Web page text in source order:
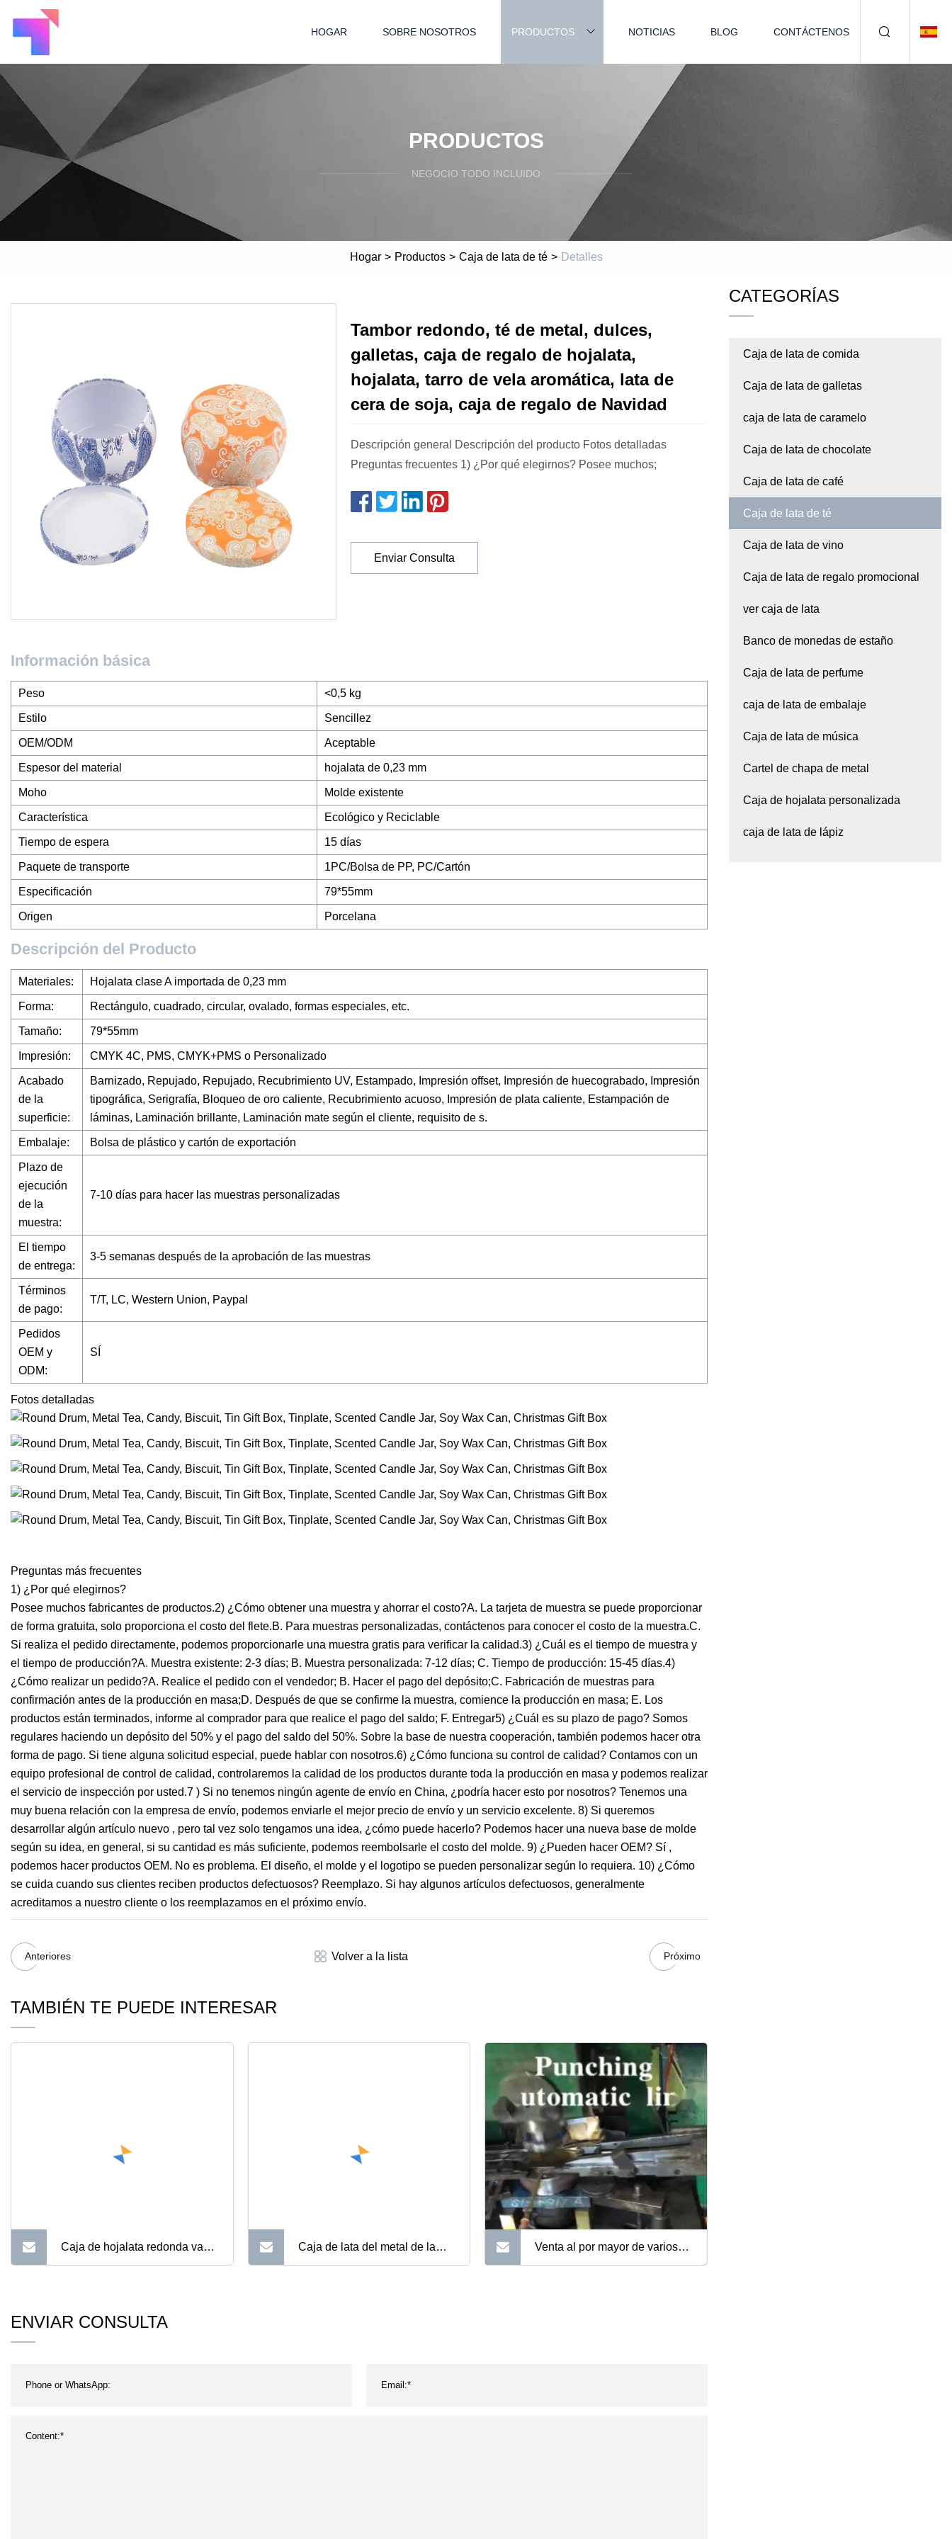
HOGAR SOBRE NOSOTROS PRODUCTOS NOTICIAS BLOG CONTÁCTENOS
PRODUCTOS
NEGOCIO TODO INCLUIDO
Hogar > Productos > Caja de lata de té > Detalles
Tambor redondo, té de metal, dulces,
galletas, caja de regalo de hojalata,
hojalata, tarro de vela aromática, lata de
cera de soja, caja de regalo de Navidad
Descripción general Descripción del producto Fotos detalladas
Preguntas frecuentes 1) ¿Por qué elegirnos? Posee muchos;
Enviar Consulta
Información básica
Peso <0,5 kg
Estilo Sencillez
OEM/ODM Aceptable
Espesor del material hojalata de 0,23 mm
Moho Molde existente
Característica Ecológico y Reciclable
Tiempo de espera 15 días
Paquete de transporte 1PC/Bolsa de PP, PC/Cartón
Especificación 79*55mm
Origen Porcelana
Descripción del Producto
Materiales: Hojalata clase A importada de 0,23 mm
Forma: Rectángulo, cuadrado, circular, ovalado, formas especiales, etc.
Tamaño: 79*55mm
Impresión: CMYK 4C, PMS, CMYK+PMS o Personalizado
Acabado
de la
superficie:
Barnizado, Repujado, Repujado, Recubrimiento UV, Estampado, Impresión offset, Impresión de huecograbado, Impresión
tipográfica, Serigrafía, Bloqueo de oro caliente, Recubrimiento acuoso, Impresión de plata caliente, Estampación de
láminas, Laminación brillante, Laminación mate según el cliente, requisito de s.
Embalaje: Bolsa de plástico y cartón de exportación
Plazo de
ejecución
de la
muestra:
7-10 días para hacer las muestras personalizadas
El tiempo
de entrega:
3-5 semanas después de la aprobación de las muestras
Términos
de pago:
T/T, LC, Western Union, Paypal
Pedidos
OEM y
ODM:
SÍ
Fotos detalladas
Preguntas más frecuentes
1) ¿Por qué elegirnos?
Posee muchos fabricantes de productos.2) ¿Cómo obtener una muestra y ahorrar el costo?A. La tarjeta de muestra se puede proporcionar
de forma gratuita, solo proporciona el costo del flete.B. Para muestras personalizadas, contáctenos para conocer el costo de la muestra.C.
Si realiza el pedido directamente, podemos proporcionarle una muestra gratis para verificar la calidad.3) ¿Cuál es el tiempo de muestra y
el tiempo de producción?A. Muestra existente: 2-3 días; B. Muestra personalizada: 7-12 días; C. Tiempo de producción: 15-45 días.4)
¿Cómo realizar un pedido?A. Realice el pedido con el vendedor; B. Hacer el pago del depósito;C. Fabricación de muestras para
confirmación antes de la producción en masa;D. Después de que se confirme la muestra, comience la producción en masa; E. Los
productos están terminados, informe al comprador para que realice el pago del saldo; F. Entregar5) ¿Cuál es su plazo de pago? Somos
regulares haciendo un depósito del 50% y el pago del saldo del 50%. Sobre la base de nuestra cooperación, también podemos hacer otra
forma de pago. Si tiene alguna solicitud especial, puede hablar con nosotros.6) ¿Cómo funciona su control de calidad? Contamos con un
equipo profesional de control de calidad, controlaremos la calidad de los productos durante toda la producción en masa y podemos realizar
el servicio de inspección por usted.7 ) Si no tenemos ningún agente de envío en China, ¿podría hacer esto por nosotros? Tenemos una
muy buena relación con la empresa de envío, podemos enviarle el mejor precio de envío y un servicio excelente. 8) Si queremos
desarrollar algún artículo nuevo , pero tal vez solo tengamos una idea, ¿cómo puede hacerlo? Podemos hacer una nueva base de molde
según su idea, en general, si su cantidad es más suficiente, podemos reembolsarle el costo del molde. 9) ¿Pueden hacer OEM? Sí ,
podemos hacer productos OEM. No es problema. El diseño, el molde y el logotipo se pueden personalizar según lo requiera. 10) ¿Cómo
se cuida cuando sus clientes reciben productos defectuosos? Reemplazo. Si hay algunos artículos defectuosos, generalmente
acreditamos a nuestro cliente o los reemplazamos en el próximo envío.
Anteriores Volver a la lista Próximo
TAMBIÉN TE PUEDE INTERESAR
Caja de hojalata redonda vacía
lata de regalo
Caja de lata del metal de la
categoría alimenticia para el
Venta al por mayor de varios
ENVIAR CONSULTA
CATEGORÍAS
Caja de lata de comida
Caja de lata de galletas
caja de lata de caramelo
Caja de lata de chocolate
Caja de lata de café
Caja de lata de té
Caja de lata de vino
Caja de lata de regalo promocional
ver caja de lata
Banco de monedas de estaño
Caja de lata de perfume
caja de lata de embalaje
Caja de lata de música
Cartel de chapa de metal
Caja de hojalata personalizada
caja de lata de lápiz